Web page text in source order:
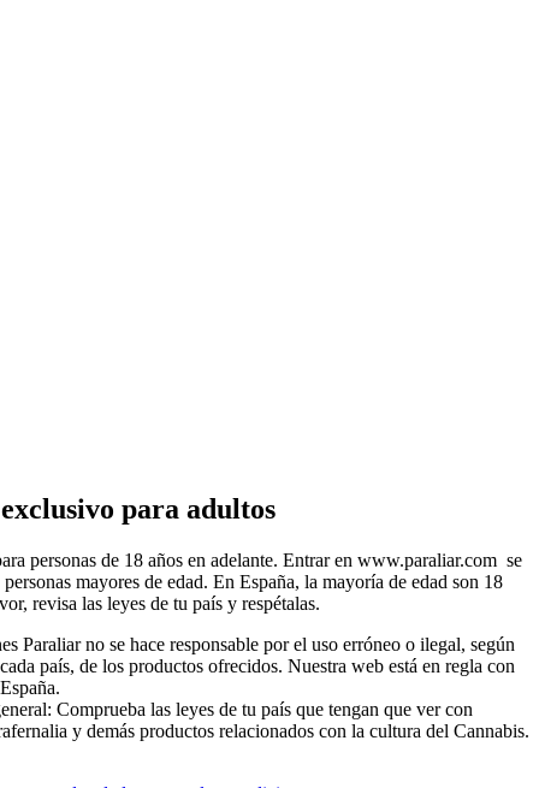
para adultos
personas de 18 años en adelante. Entrar en www.paraliar.com se
personas mayores de edad. En España, la mayoría de edad son 18
revisa las leyes de tu país y respétalas.
Paraliar no se hace responsable por el uso erróneo o ilegal, según
país, de los productos ofrecidos. Nuestra web está en regla con
Comprueba las leyes de tu país que tengan que ver con
y demás productos relacionados con la cultura del Cannabis.